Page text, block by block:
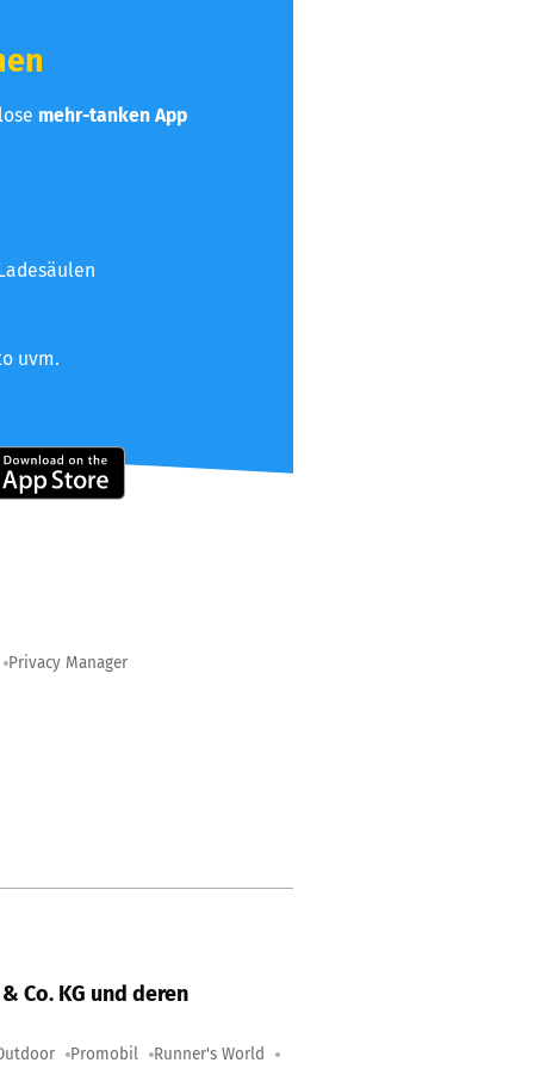
mehr-tanken App
uvm.
Privacy Manager
Co. KG und deren
Promobil Runner's World